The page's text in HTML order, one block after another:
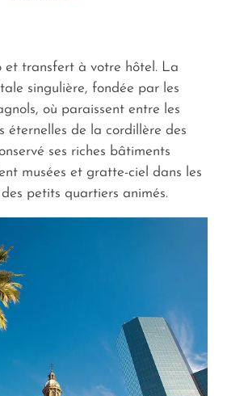
et transfert à votre hôtel. La
singulière, fondée par les
où paraissent entre les
éternelles de la cordillère des
ses riches bâtiments
musées et gratte-ciel dans les
petits quartiers animés.